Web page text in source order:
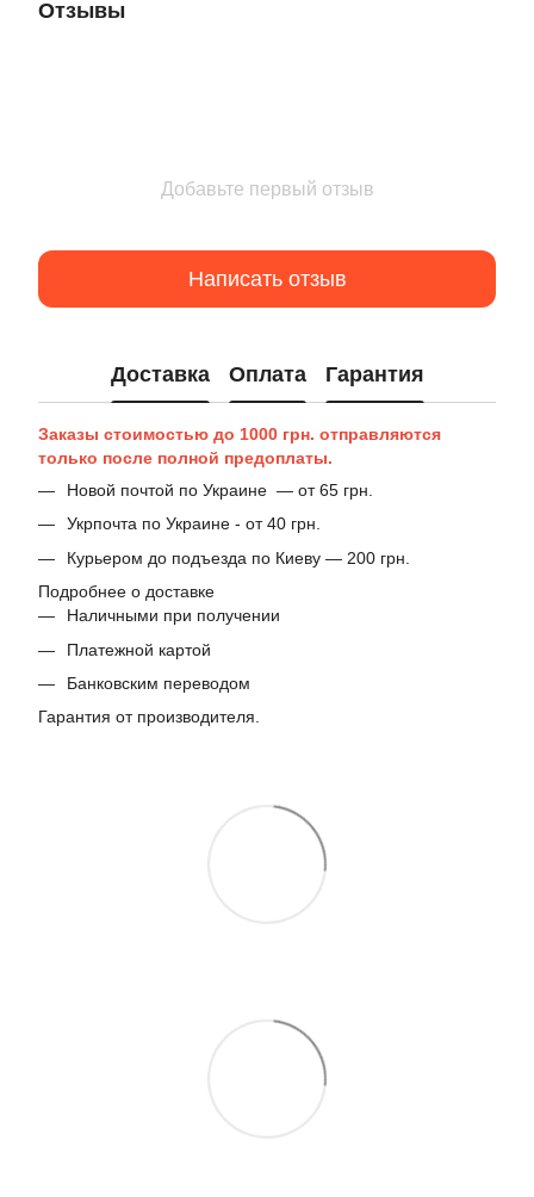
Отзывы
Добавьте первый отзыв
Написать отзыв
Доставка Оплата Гарантия
Заказы стоимостью до 1000 грн. отправляются
только после полной предоплаты.
Новой почтой по Украине — от 65 грн.
Укрпочта по Украине - от 40 грн.
Курьером до подъезда по Киеву — 200 грн.
Подробнее о доставке
Наличными при получении
Платежной картой
Банковским переводом
Гарантия от производителя.